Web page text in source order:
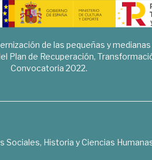
de las pequeñas y
Plan de Recuperación,
Convocatoria 2022.
Sociales, Historia y Ciencias